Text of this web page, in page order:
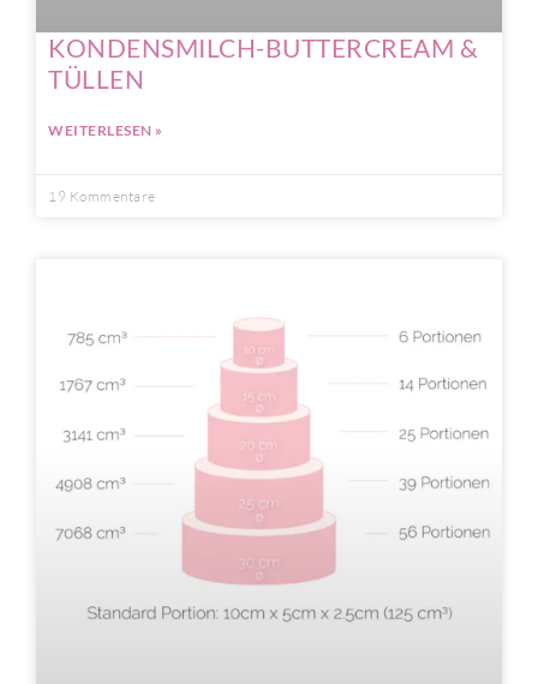
KONDENSMILCH-BUTTERCREAM &
TÜLLEN
WEITERLESEN »
19 Kommentare